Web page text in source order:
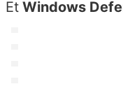
Et Windows